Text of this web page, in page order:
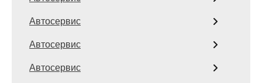
Автосервис
Автосервис
Автосервис